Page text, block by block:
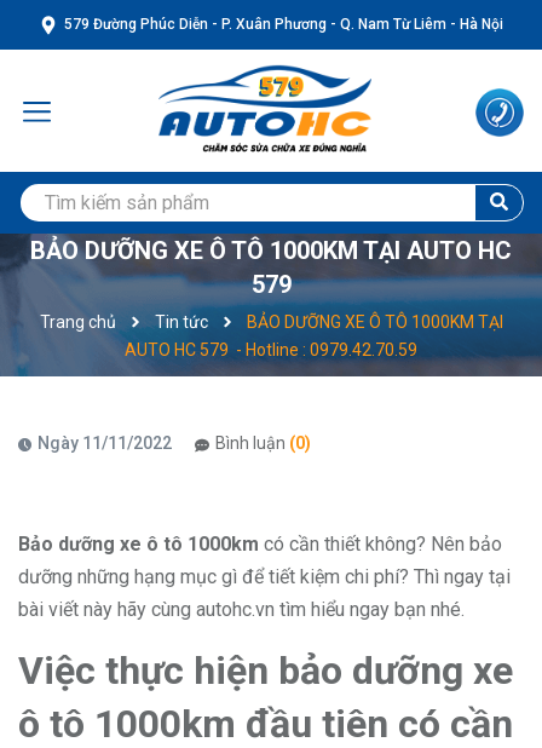
579 Đường Phúc Diễn - P. Xuân Phương - Q. Nam Từ Liêm - Hà Nội
BẢO DƯỠNG XE Ô TÔ 1000KM TẠI AUTO HC
579
Trang chủ Tin tức
BẢO DƯỠNG XE Ô TÔ 1000KM TẠI
AUTO HC 579 - Hotline : 0979.42.70.59
Ngày 11/11/2022 Bình luận (0)
Bảo dưỡng xe ô tô 1000km có cần thiết không? Nên bảo
dưỡng những hạng mục gì để tiết kiệm chi phí? Thì ngay tại
bài viết này hãy cùng autohc.vn tìm hiểu ngay bạn nhé.
Việc thực hiện bảo dưỡng xe
ô tô 1000km đầu tiên có cần